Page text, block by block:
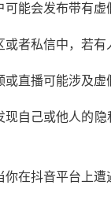
能会发布带有
或者私信中，若
或直播可能涉及
现自己或他人的
在抖音平台上